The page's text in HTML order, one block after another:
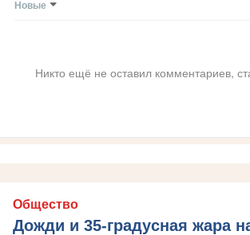
Новые
Никто ещё не оставил комментариев,
Общество
Дожди и 35-градусная жара